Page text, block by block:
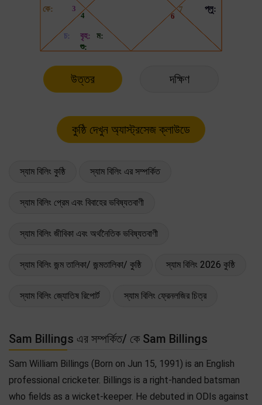
উত্তর দক্ষিণ
স্যাম বিলিং কুষ্ঠি স্যাম বিলিং এর সম্পর্কিত
স্যাম বিলিং প্রেম এবং বিবাহের ভবিষ্যতবাণী
স্যাম বিলিং জীবিকা এবং অর্থনৈতিক ভবিষ্যতবাণী
স্যাম বিলিং জন্ম তালিকা/ জন্মতালিকা/ কুষ্ঠি স্যাম বিলিং 2026 কুষ্ঠি
স্যাম বিলিং জ্যোতিষ রিপোর্ট স্যাম বিলিং ফ্রেনলজির চিত্র
Sam Billings এর সম্পর্কিত/ কে Sam Billings
Sam William Billings (Born on Jun 15, 1991) is an English
professional cricketer. Billings is a right-handed batsman
who fields as a wicket-keeper. He debuted in ODIs against